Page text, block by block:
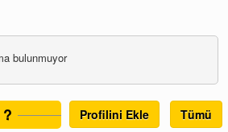
bulunmuyor
Profilini Ekle Tümü